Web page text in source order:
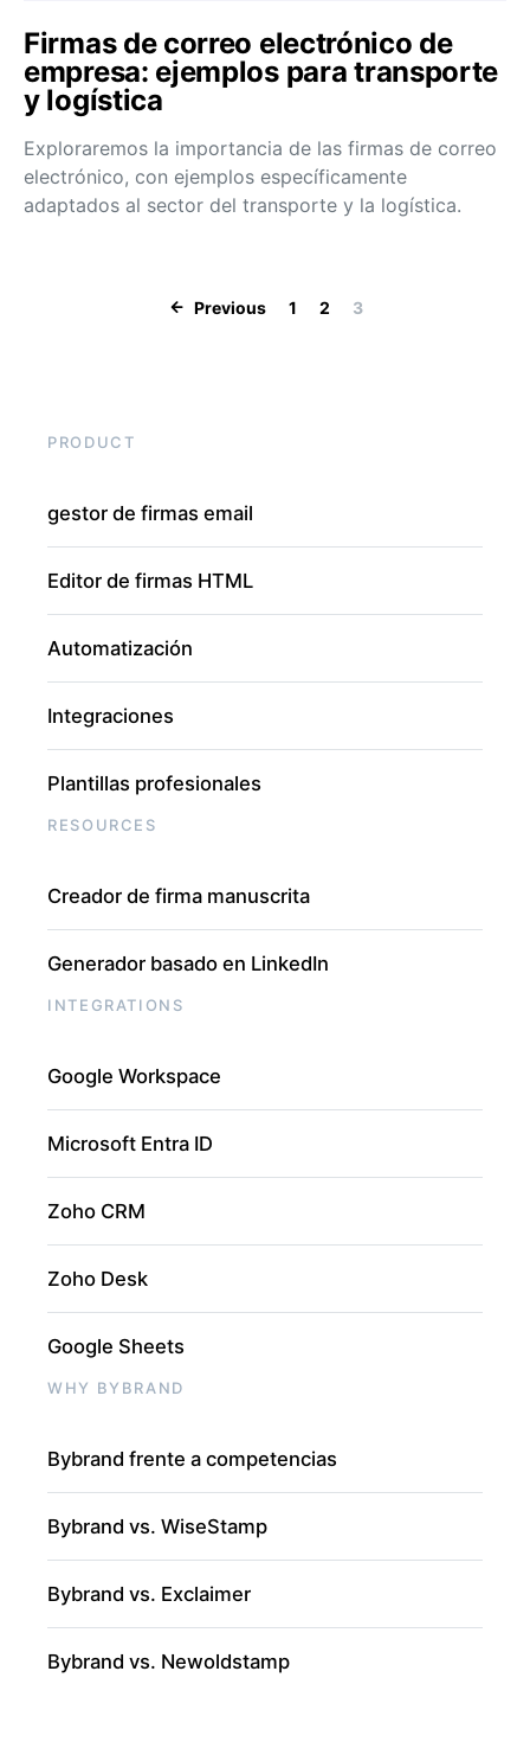
Firmas de correo electrónico de
empresa: ejemplos para transporte
y logística
Exploraremos la importancia de las firmas de correo
electrónico, con ejemplos específicamente
adaptados al sector del transporte y la logística.
Posts pagination
Previous 1 2 3
PRODUCT
gestor de firmas email
Editor de firmas HTML
Automatización
Integraciones
Plantillas profesionales
RESOURCES
Creador de firma manuscrita
Generador basado en LinkedIn
INTEGRATIONS
Google Workspace
Microsoft Entra ID
Zoho CRM
Zoho Desk
Google Sheets
WHY BYBRAND
Bybrand frente a competencias
Bybrand vs. WiseStamp
Bybrand vs. Exclaimer
Bybrand vs. Newoldstamp